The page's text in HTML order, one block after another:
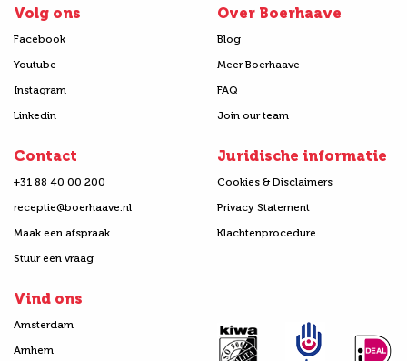
Volg ons
Facebook
Youtube
Instagram
Linkedin
Over Boerhaave
Blog
Meer Boerhaave
FAQ
Join our team
Contact
+31 88 40 00 200
receptie@boerhaave.nl
Maak een afspraak
Stuur een vraag
Juridische informatie
Cookies & Disclaimers
Privacy Statement
Klachtenprocedure
Vind ons
Amsterdam
Arnhem